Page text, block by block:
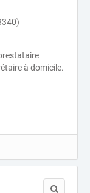
à domicile.